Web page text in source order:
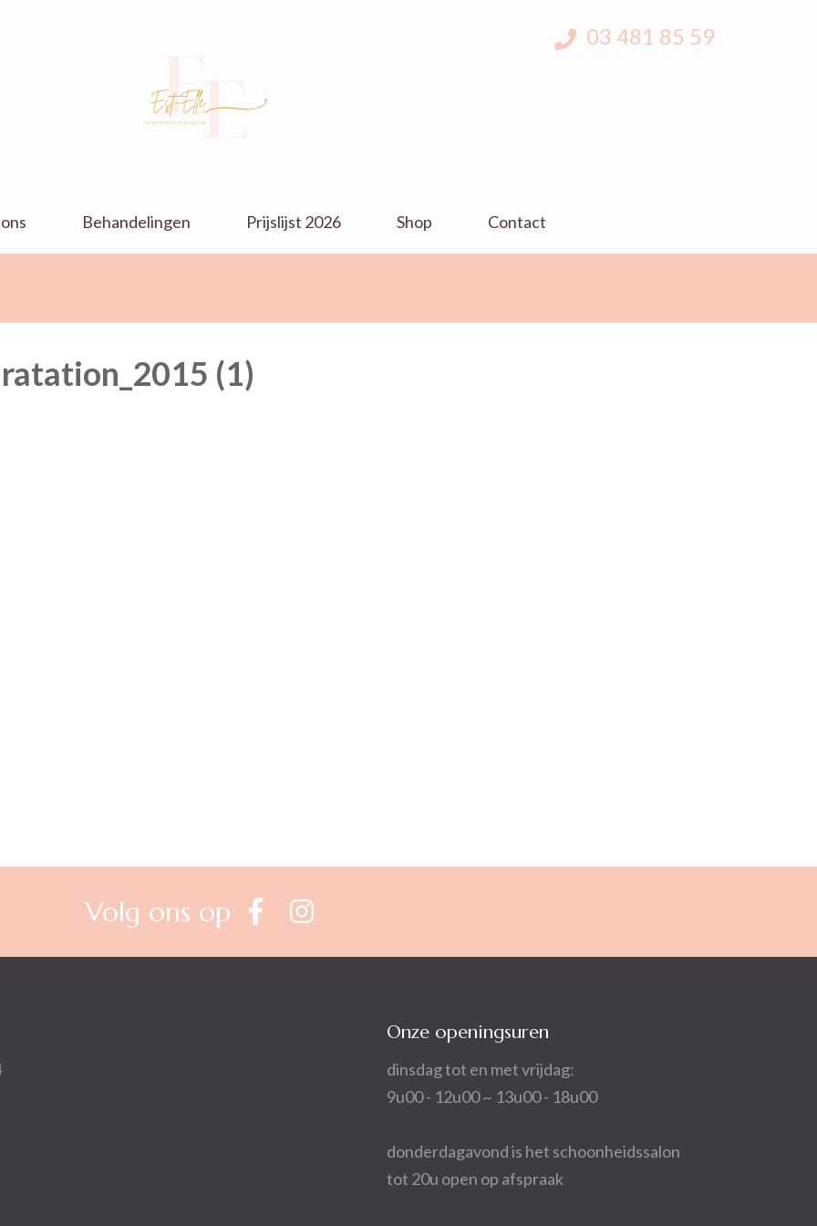
03 481 85 59
Verola &
Behandelingen Prijslijst 2026 Shop Contact
(1)
Volg ons op
Onze openingsuren
dinsdag tot en met vrijdag:
9u00 - 12u00 ~ 13u00 - 18u00
donderdagavond is het schoonheidssalon
tot 20u open op afspraak